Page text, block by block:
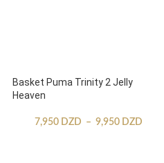
Basket Puma Trinity 2 Jelly
Heaven
7,950 DZD – 9,950 DZD